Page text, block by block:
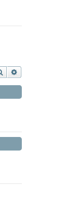
Поиск